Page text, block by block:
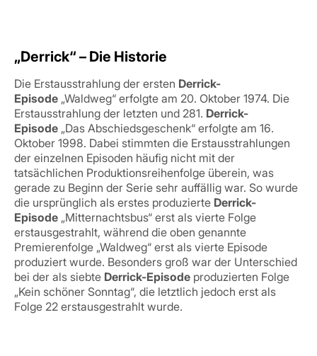
„Derrick“ – Die Historie
Die Erstausstrahlung der ersten Derrick-
Episode „Waldweg“ erfolgte am 20. Oktober 1974. Die
Erstausstrahlung der letzten und 281. Derrick-
Episode „Das Abschiedsgeschenk“ erfolgte am 16.
Oktober 1998. Dabei stimmten die Erstausstrahlungen
der einzelnen Episoden häufig nicht mit der
tatsächlichen Produktionsreihenfolge überein, was
gerade zu Beginn der Serie sehr auffällig war. So wurde
die ursprünglich als erstes produzierte Derrick-
Episode „Mitternachtsbus“ erst als vierte Folge
erstausgestrahlt, während die oben genannte
Premierenfolge „Waldweg“ erst als vierte Episode
produziert wurde. Besonders groß war der Unterschied
bei der als siebte Derrick-Episode produzierten Folge
„Kein schöner Sonntag“, die letztlich jedoch erst als
Folge 22 erstausgestrahlt wurde.